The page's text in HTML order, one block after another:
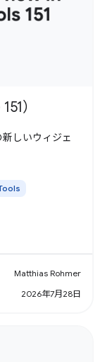
）
しいウィジェ
Matthias Rohmer
2026年7月28日